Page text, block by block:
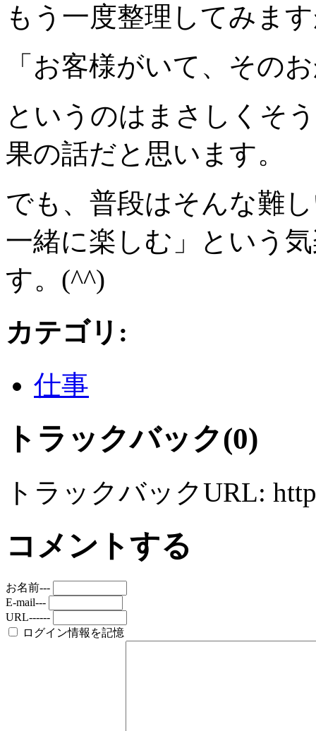
もう一度整理してみま
「お客様がいて、その
というのはまさしくそ
果の話だと思います。
でも、普段はそんな難
一緒に楽しむ」という
す。(^^)
カテゴリ :
仕事
トラックバック(0)
トラックバックURL:
コメントする
お名前---
E-mail---
URL------
ログイン情報を記憶